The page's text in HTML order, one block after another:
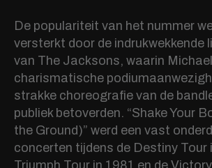
De populariteit van het nummer
versterkt door de indrukwekkende
van The Jacksons, waarin
charismatische
strakke choreografie van de
publiek betoverden. “Shake Your
the Ground)” werd een vast
concerten tijdens de Destiny Tour